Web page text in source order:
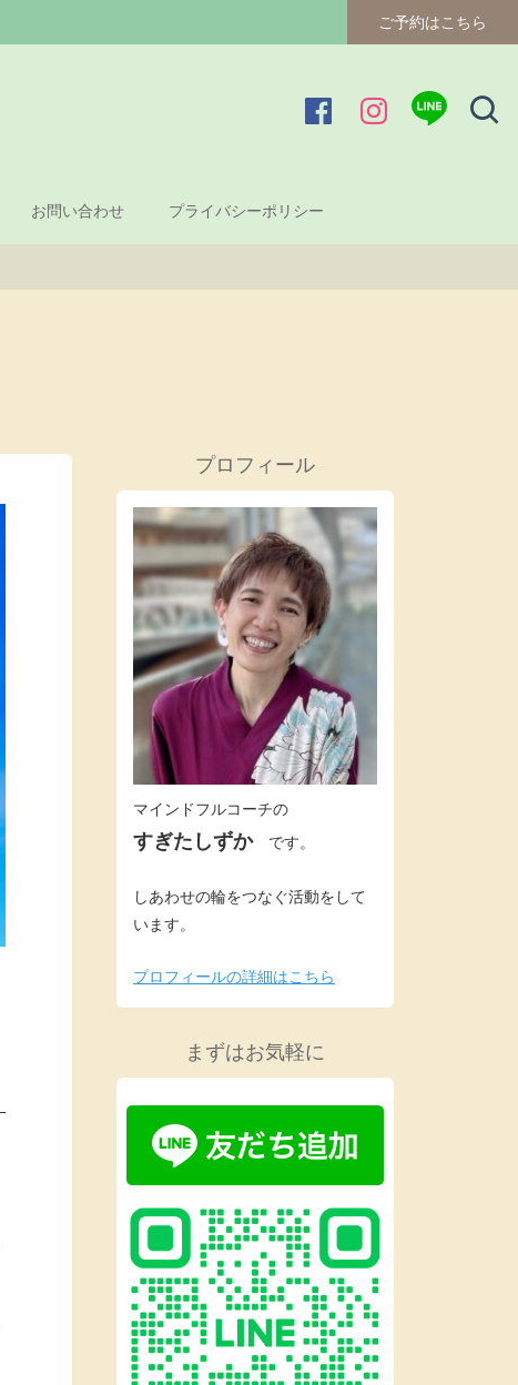
ご予約はこちら
お問い合わせ プライバシーポリシー
プロフィール
マインドフルコーチの
すぎたしずか です。
しあわせの輪をつなぐ活動をして
います。
プロフィールの詳細はこちら
まずはお気軽に